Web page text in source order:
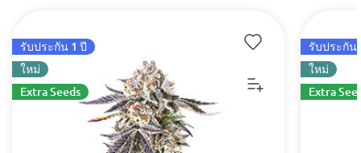
รับประกัน 1 ปี
ใหม่
Extra Seeds
รับประกัน
ใหม่
Extra